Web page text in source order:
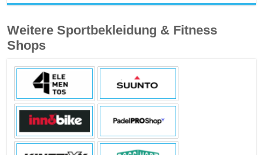
Weitere Sportbekleidung & Fitness
Shops